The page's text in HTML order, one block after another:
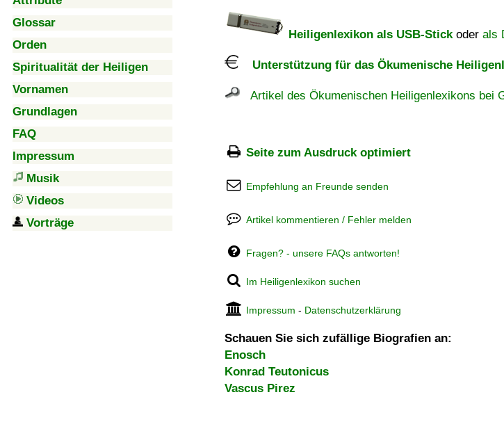
Glossar
Orden
Spiritualität der Heiligen
Vornamen
Grundlagen
FAQ
Impressum
Musik
Videos
Vorträge
Heiligenlexikon als USB-Stickoder als
Unterstützung für das Ökumenische
Artikel des Ökumenischen Heiligenlexikons bei
Seite zum Ausdruck optimiert
Empfehlung an Freunde senden
Artikel kommentieren / Fehler melden
Fragen? - unsere FAQs antworten!
Im Heiligenlexikon suchen
Impressum - Datenschutzerklärung
Schauen Sie sich zufällige Biografien an:
Enosch
Konrad Teutonicus
Vascus Pirez